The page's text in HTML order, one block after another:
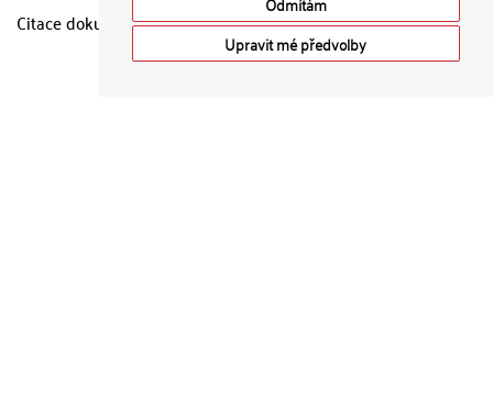
Upravit mé předvolby
Citace dokumentu